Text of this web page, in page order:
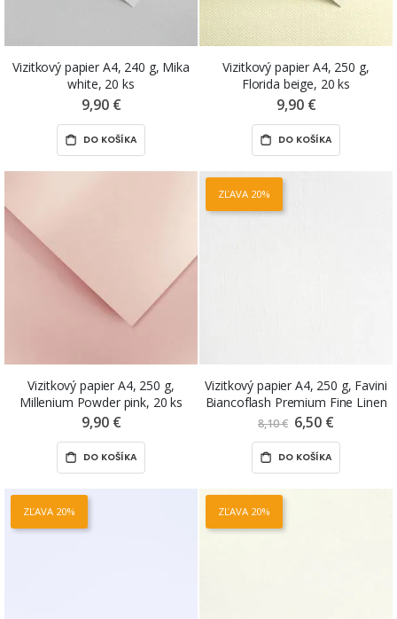
Vizitkový papier A4, 240 g, Mika
white, 20 ks
9,90 €
DO KOŠÍKA
Vizitkový papier A4, 250 g,
Florida beige, 20 ks
9,90 €
DO KOŠÍKA
Vizitkový papier A4, 250 g,
Millenium Powder pink, 20 ks
9,90 €
DO KOŠÍKA
ZĽAVA 20%
Vizitkový papier A4, 250 g, Favini
Biancoflash Premium Fine Linen
2-S, 10 ks
8,10 € Znížená
cena
6,50 €
DO KOŠÍKA
ZĽAVA 20% ZĽAVA 20%